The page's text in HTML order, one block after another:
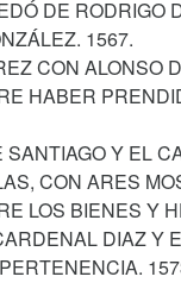
DE RODRIGO
1567.
CON ALONSO
HABER
Y EL
CON ARES
LOS BIENES Y
DIAZ Y